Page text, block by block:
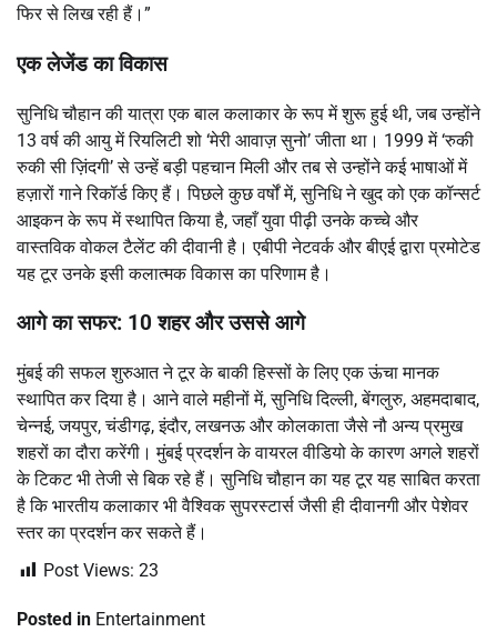
फिर से लिख रही हैं।”
एक लेजेंड का विकास
सुनिधि चौहान की यात्रा एक बाल कलाकार के रूप में शुरू हुई थी, जब उन्होंने
13 वर्ष की आयु में रियलिटी शो ‘मेरी आवाज़ सुनो’ जीता था। 1999 में ‘रुकी
रुकी सी ज़िंदगी’ से उन्हें बड़ी पहचान मिली और तब से उन्होंने कई भाषाओं में
हज़ारों गाने रिकॉर्ड किए हैं। पिछले कुछ वर्षों में, सुनिधि ने खुद को एक कॉन्सर्ट
आइकन के रूप में स्थापित किया है, जहाँ युवा पीढ़ी उनके कच्चे और
वास्तविक वोकल टैलेंट की दीवानी है। एबीपी नेटवर्क और बीएई द्वारा प्रमोटेड
यह टूर उनके इसी कलात्मक विकास का परिणाम है।
आगे का सफर: 10 शहर और उससे आगे
मुंबई की सफल शुरुआत ने टूर के बाकी हिस्सों के लिए एक ऊंचा मानक
स्थापित कर दिया है। आने वाले महीनों में, सुनिधि दिल्ली, बेंगलुरु, अहमदाबाद,
चेन्नई, जयपुर, चंडीगढ़, इंदौर, लखनऊ और कोलकाता जैसे नौ अन्य प्रमुख
शहरों का दौरा करेंगी। मुंबई प्रदर्शन के वायरल वीडियो के कारण अगले शहरों
के टिकट भी तेजी से बिक रहे हैं। सुनिधि चौहान का यह टूर यह साबित करता
है कि भारतीय कलाकार भी वैश्विक सुपरस्टार्स जैसी ही दीवानगी और पेशेवर
स्तर का प्रदर्शन कर सकते हैं।
Post Views: 23
Posted in Entertainment